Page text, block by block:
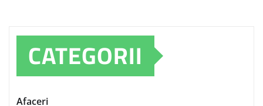
CATEGORII
Afaceri